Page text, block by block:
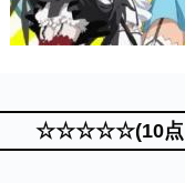
☆☆☆☆☆(10点